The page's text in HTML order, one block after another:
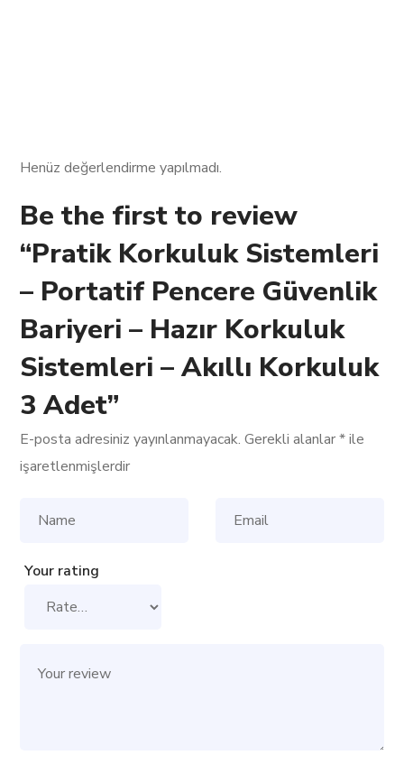
Henüz değerlendirme yapılmadı.
Be the first to review
“Pratik Korkuluk Sistemleri
– Portatif Pencere Güvenlik
Bariyeri – Hazır Korkuluk
Sistemleri – Akıllı Korkuluk
3 Adet”
E-posta adresiniz yayınlanmayacak. Gerekli alanlar*ile
işaretlenmişlerdir
Your rating